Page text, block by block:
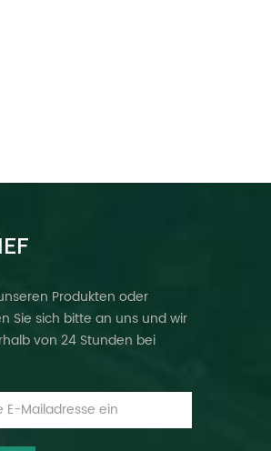
Produkten oder
Sie sich bitte an uns und wir
von 24 Stunden bei